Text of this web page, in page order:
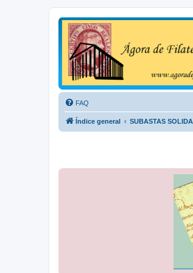
Ágora de Filatelia
Foro sobre filatelia o sobre lo que se
FAQ
Índice general SUBASTAS